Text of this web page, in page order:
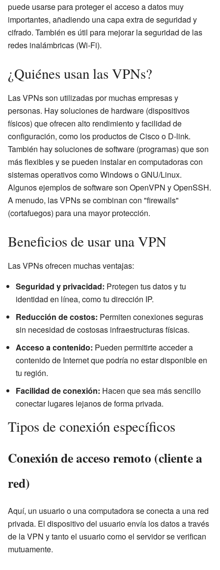
puede usarse para proteger el acceso a datos muy
importantes, añadiendo una capa extra de seguridad y
cifrado. También es útil para mejorar la seguridad de las
redes inalámbricas (Wi-Fi).
¿Quiénes usan las VPNs?
Las VPNs son utilizadas por muchas empresas y
personas. Hay soluciones de hardware (dispositivos
físicos) que ofrecen alto rendimiento y facilidad de
configuración, como los productos de Cisco o D-link.
También hay soluciones de software (programas) que son
más flexibles y se pueden instalar en computadoras con
sistemas operativos como Windows o GNU/Linux.
Algunos ejemplos de software son OpenVPN y OpenSSH.
A menudo, las VPNs se combinan con "firewalls"
(cortafuegos) para una mayor protección.
Beneficios de usar una VPN
Las VPNs ofrecen muchas ventajas:
Seguridad y privacidad: Protegen tus datos y tu
identidad en línea, como tu dirección IP.
Reducción de costos: Permiten conexiones seguras
sin necesidad de costosas infraestructuras físicas.
Acceso a contenido: Pueden permitirte acceder a
contenido de Internet que podría no estar disponible en
tu región.
Facilidad de conexión: Hacen que sea más sencillo
conectar lugares lejanos de forma privada.
Tipos de conexión específicos
Conexión de acceso remoto (cliente a
red)
Aquí, un usuario o una computadora se conecta a una red
privada. El dispositivo del usuario envía los datos a través
de la VPN y tanto el usuario como el servidor se verifican
mutuamente.